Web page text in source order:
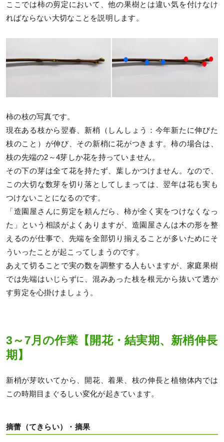
ここでは柿の剪定において、他の果樹とは違い気を付けなけ
ればならない大切なことを説明します。
柿の枝の写真です。
現在ある枝から翌春、新梢（しんしょう：今年新たに伸びた
枝のこと）が伸び、その新梢に花がつきます。柿の場合は、
枝の先端の2～4芽しか花を持っていません。
その下の芽は全て花を持たず、葉しかつけません。なので、
この大切な数芽を切り落としてしまっては、翌年は花も実も
つけないことになるのです。
「造園屋さんに剪定を頼んだら、柿が全く実をつけなくなっ
た」という相談がよくありますが、造園屋さんは木の形を整
えるのが仕事で、先端を全部切り揃えることが多いためにそ
ういったことが起こってしまうのです。
あえて切ることで実の数を調整する人もいますが、家庭果樹
では先端はいじらずに、混みあった枝を根元から抜いて透か
す剪定を心掛けましょう。
3～7月の作業【開花・結実期、新梢伸長
期】
新梢が芽吹いてから、開花、着果、枝の伸長と植物体内では
この時期目まぐるしい変化が起きています。
摘蕾（てきらい）・摘果